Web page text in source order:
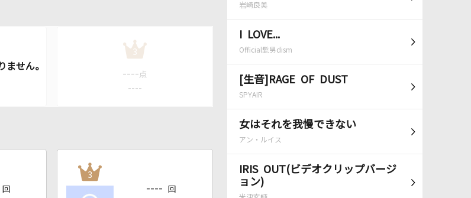
岩崎良美
I LOVE...
Official髭男dism
[生音]RAGE OF DUST
SPYAIR
女はそれを我慢できない
アン・ルイス
IRIS OUT(ビデオクリップバージ
ョン)
3
---- 点
----
回
3
---- 回